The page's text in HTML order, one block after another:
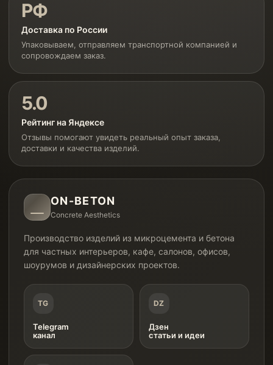
РФ
Доставка по России
Упаковываем, отправляем транспортной компанией и
сопровождаем заказ.
5.0
Рейтинг на Яндексе
Отзывы помогают увидеть реальный опыт заказа,
доставки и качества изделий.
ON-BETON
Concrete Aesthetics
Производство изделий из микроцемента и бетона
для частных интерьеров, кафе, салонов, офисов,
шоурумов и дизайнерских проектов.
TG
Telegram
канал
DZ
Дзен
статьи и идеи